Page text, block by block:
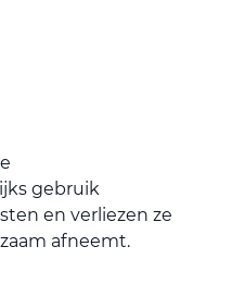
gebruik
en verliezen ze
afneemt.